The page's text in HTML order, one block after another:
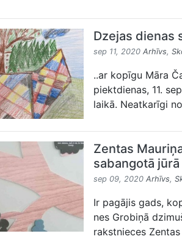
Dzejas dienas
sep 11, 2020Arhīvs,
..ar kopīgu Māra
piektdienas, 11.
laikā. Neatkarīgi
Zentas
sabangotā
sep 09, 2020Arhīvs,
Ir pagājis gads,
nes Grobiņā
rakstnieces